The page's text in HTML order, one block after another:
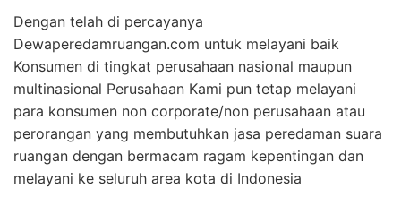
Dengan telah di percayanya
Dewaperedamruangan.com untuk melayani baik
Konsumen di tingkat perusahaan nasional maupun
multinasional Perusahaan Kami pun tetap melayani
para konsumen non corporate/non perusahaan atau
perorangan yang membutuhkan jasa peredaman suara
ruangan dengan bermacam ragam kepentingan dan
melayani ke seluruh area kota di Indonesia